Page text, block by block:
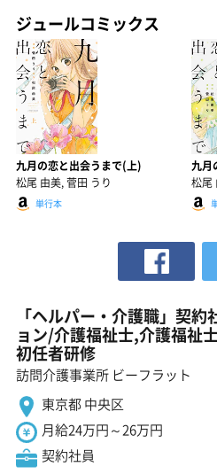
ジュールコミックス
九月の恋と出会うまで(上)
松尾 由美, 菅田 うり
単行本
九月
松尾
「ヘルパー・介護職」契
ョン/介護福祉士,介護福祉
初任者研修
訪問介護事業所 ビーフラット
東京都 中央区
月給24万円～26万円
契約社員